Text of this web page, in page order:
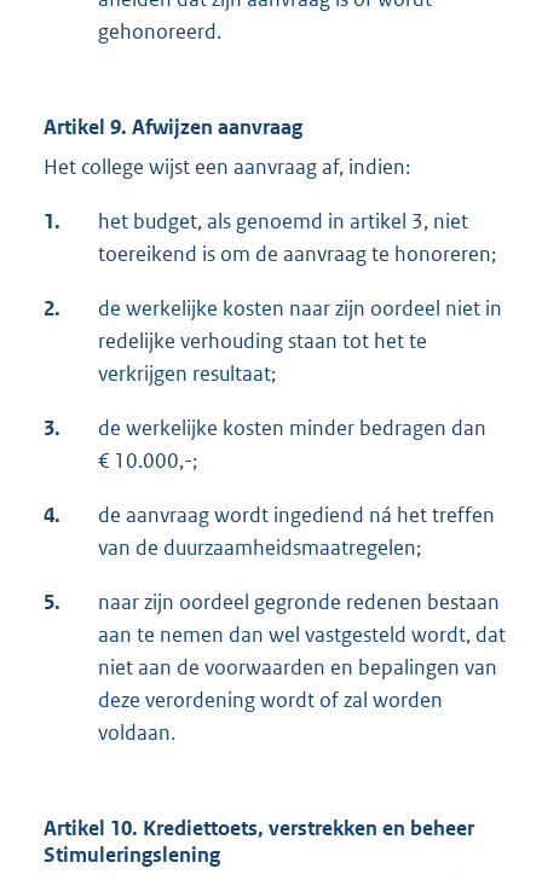
gehonoreerd.
Artikel 9. Afwijzen aanvraag
Het college wijst een aanvraag af, indien:
1.
het budget, als genoemd in artikel 3, niet
toereikend is om de aanvraag te honoreren;
2.
de werkelijke kosten naar zijn oordeel niet in
redelijke verhouding staan tot het te
verkrijgen resultaat;
3.
de werkelijke kosten minder bedragen dan
€ 10.000,-;
4.
de aanvraag wordt ingediend ná het treffen
van de duurzaamheidsmaatregelen;
5.
naar zijn oordeel gegronde redenen bestaan
aan te nemen dan wel vastgesteld wordt, dat
niet aan de voorwaarden en bepalingen van
deze verordening wordt of zal worden
voldaan.
Artikel 10. Krediettoets, verstrekken en beheer
Stimuleringslening